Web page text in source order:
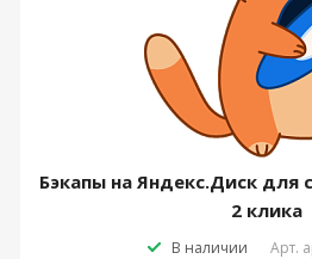
Бэкапы на Яндекс.Диск для
2 клика
В наличии Арт.